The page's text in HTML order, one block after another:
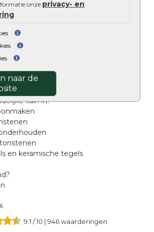
onze privacy- en
naar de
tuin in?
en keramische tegels
9.1 / 10 | 946 waarderingen